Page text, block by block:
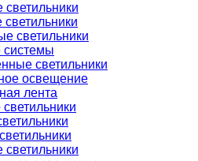
светильники
системы
светильники
освещение
лента